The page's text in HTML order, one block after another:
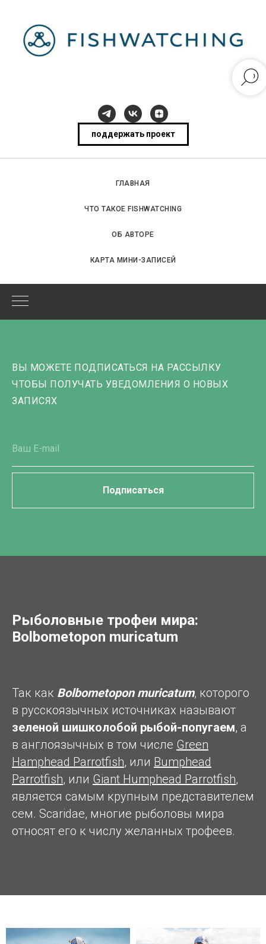
поддержать проект
ГЛАВНАЯ
ЧТО ТАКОЕ FISHWATCHING
ОБ АВТОРЕ
КАРТА МИНИ-ЗАПИСЕЙ
ВЫ МОЖЕТЕ ПОДПИСАТЬСЯ НА РАССЫЛКУ
ЧТОБЫ ПОЛУЧАТЬ УВЕДОМЛЕНИЯ О НОВЫХ
ЗАПИСЯХ
Подписаться
Рыболовные трофеи мира:
Bolbometopon muricatum
Так как Bolbometopon muricatum, которого
в русскоязычных источниках называют
зеленой шишколобой рыбой-попугаем, а
в англоязычных в том числе Green
Hamphead Parrotfish, или Bumphead
Parrotfish, или Giant Humphead Parrotfish,
является самым крупным представителем
сем. Scaridae, многие рыболовы мира
относят его к числу желанных трофеев.